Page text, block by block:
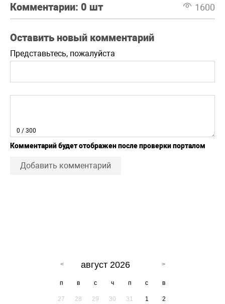
Комментарии: 0 шт 1600
Оставить новый комментарий
Представьтесь, пожалуйста
0 / 300
Комментарий будет отображен после проверки порталом
Добавить комментарий
август 2026
п в с ч п с в
27 28 29 30 31 1 2